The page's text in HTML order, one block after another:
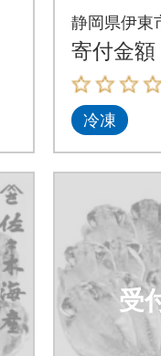
C】特ト
じ各8
の干物
静岡県伊東
寄付金額
冷凍
受